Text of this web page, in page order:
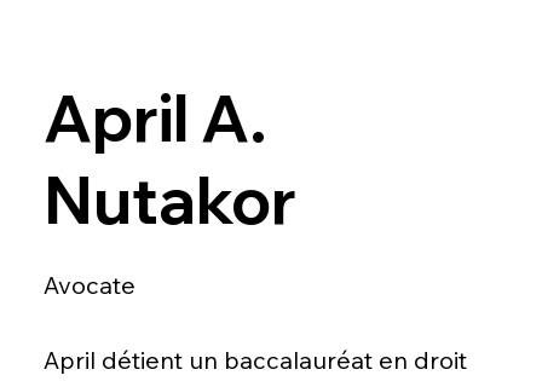
April A.
Nutakor
Avocate
April détient un baccalauréat en droit